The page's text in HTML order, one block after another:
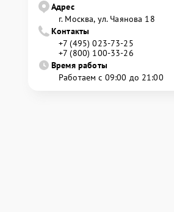
Адрес
г. Москва, ул. Чаянова 18
Контакты
+7 (495) 023-73-25
+7 (800) 100-33-26
Время работы
Работаем с 09:00 до 21:00